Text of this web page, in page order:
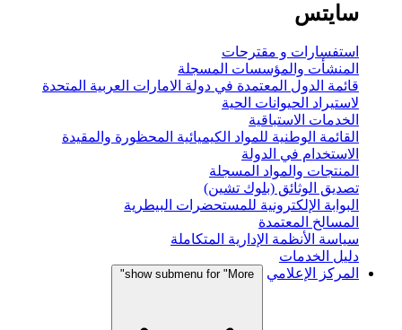
سايتس
استفسارات و مقترحات
المنشأت والمؤسسات المسجلة
قائمة الدول المعتمدة في دولة الامارات العربية المتحدة
لاستيراد الحيوانات الحية
الخدمات الاستباقية
القائمة الوطنية للمواد الكيميائية المحظورة والمقيدة
الاستخدام في الدولة
المنتجات والمواد المسجلة
تصديق الوثائق (بلوك تشين)
البوابة الإلكترونية للمستحضرات البيطرية
المسالخ المعتمدة
سياسة الأنظمة الإدارية المتكاملة
دليل الخدمات
المركز الإعلامي
show submenu for "More"